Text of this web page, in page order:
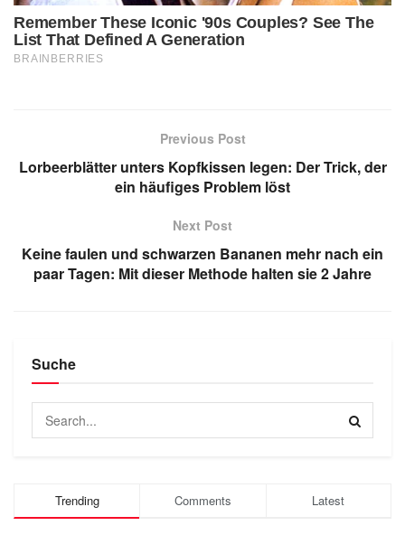
Previous Post
Lorbeerblätter unters Kopfkissen legen: Der Trick, der
ein häufiges Problem löst
Next Post
Keine faulen und schwarzen Bananen mehr nach ein
paar Tagen: Mit dieser Methode halten sie 2 Jahre
Suche
Trending Comments Latest